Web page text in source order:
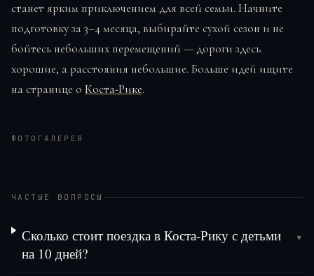
станет ярким приключением для всей семьи. Начните
подготовку за 3–4 месяца, выбирайте сухой сезон и не
бойтесь небольших перемещений — дороги здесь
хорошие, а расстояния небольшие. Больше идей ищите
на странице о Коста-Рике.
ФОТОГАЛЕРЕЯ
ЧАСТЫЕ ВОПРОСЫ
Сколько стоит поездка в Коста-Рику с детьми
на 10 дней?
▾